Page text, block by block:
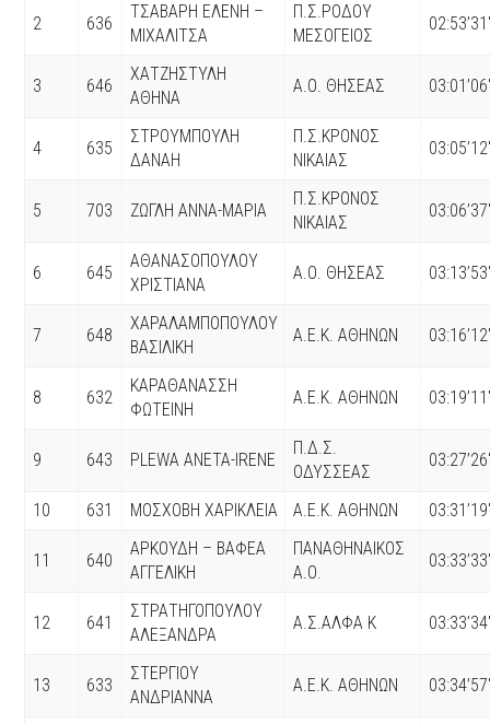
2 636
ΤΣΑΒΑΡΗ ΕΛΕΝΗ –
ΜΙΧΑΛΙΤΣΑ
Π.Σ.ΡΟΔΟΥ
ΜΕΣΟΓΕΙΟΣ
3 646
ΧΑΤΖΗΣΤΥΛΗ
ΑΘΗΝΑ
Α.Ο. ΘΗΣΕΑΣ
4 635
ΣΤΡΟΥΜΠΟΥΛΗ
ΔΑΝΑΗ
Π.Σ.ΚΡΟΝΟΣ
ΝΙΚΑΙΑΣ
5 703 ΖΩΓΛΗ ΑΝΝΑ-ΜΑΡΙΑ
Π.Σ.ΚΡΟΝΟΣ
ΝΙΚΑΙΑΣ
6 645
ΑΘΑΝΑΣΟΠΟΥΛΟΥ
ΧΡΙΣΤΙΑΝΑ
Α.Ο. ΘΗΣΕΑΣ
7 648
ΧΑΡΑΛΑΜΠΟΠΟΥΛΟΥ
ΒΑΣΙΛΙΚΗ
Α.Ε.Κ. ΑΘΗΝΩΝ
8 632
ΚΑΡΑΘΑΝΑΣΣΗ
ΦΩΤΕΙΝΗ
Α.Ε.Κ. ΑΘΗΝΩΝ
9 643 PLEWA ANETA-IRENE
Π.Δ.Σ.
ΟΔΥΣΣΕΑΣ
10 631 ΜΟΣΧΟΒΗ ΧΑΡΙΚΛΕΙΑ Α.Ε.Κ. ΑΘΗΝΩΝ
11 640
ΑΡΚΟΥΔΗ – ΒΑΦΕΑ
ΑΓΓΕΛΙΚΗ
ΠΑΝΑΘΗΝΑΙΚΟΣ
Α.Ο.
12 641
ΣΤΡΑΤΗΓΟΠΟΥΛΟΥ
ΑΛΕΞΑΝΔΡΑ
Α.Σ.ΑΛΦΑ Κ
13 633
ΣΤΕΡΓΙΟΥ
ΑΝΔΡΙΑΝΝΑ
Α.Ε.Κ. ΑΘΗΝΩΝ